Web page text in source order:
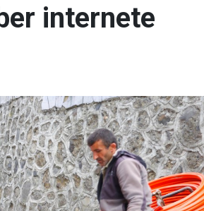
internete